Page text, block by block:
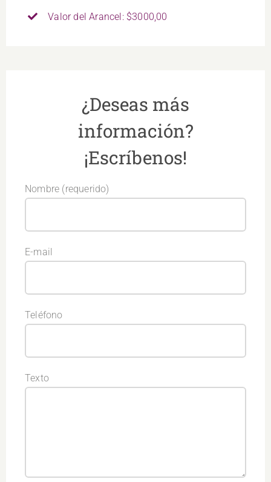
Valor del Arancel: $3000,00
¿Deseas más
información?
¡Escríbenos!
Nombre (requerido)
E-mail
Teléfono
Texto